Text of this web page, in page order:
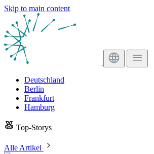
Skip to main content
Deutschland
Berlin
Frankfurt
Hamburg
Top-Storys
Alle Artikel